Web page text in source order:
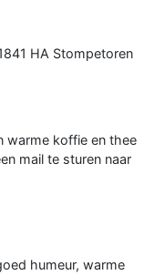
HA Stompetoren
warme koffie en thee
mail te sturen naar
humeur, warme